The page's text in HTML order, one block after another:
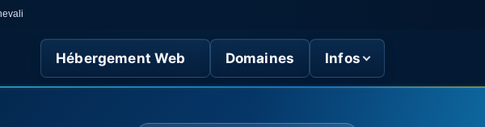
Hébergement Web Domaines Infos